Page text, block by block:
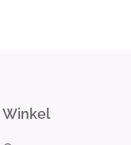
Winkel